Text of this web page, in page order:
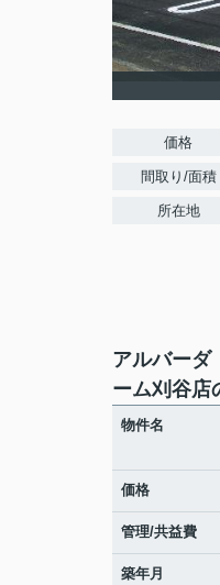
価格
間取り/面積
所在地
アルバー
ーム刈谷店
物件名
価格
管理/共益費
築年月